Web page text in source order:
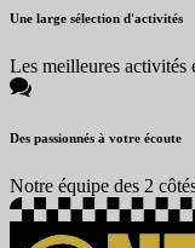
Une large sélection d'activités
Les meilleures
Des passionnés à votre écoute
Notre équipe des 2